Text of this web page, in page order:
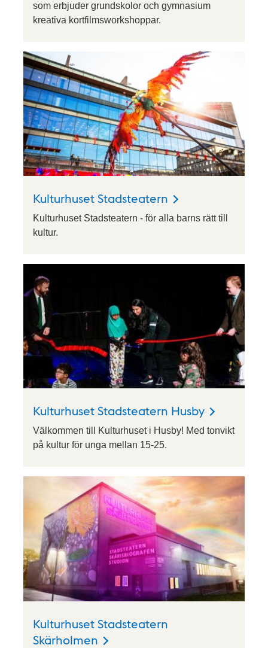
som erbjuder grundskolor och gymnasium
kreativa kortfilmsworkshoppar.
Kulturhuset Stadsteatern
Kulturhuset Stadsteatern - för alla barns rätt till
kultur.
Kulturhuset Stadsteatern Husby
Välkommen till Kulturhuset i Husby! Med tonvikt
på kultur för unga mellan 15-25.
Kulturhuset Stadsteatern
Skärholmen